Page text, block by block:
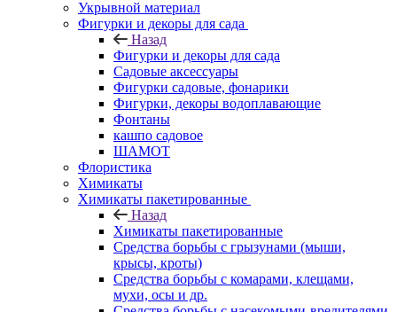
Укрывной материал
Фигурки и декоры для сада
Назад
Фигурки и декоры для сада
Садовые аксессуары
Фигурки садовые, фонарики
Фигурки, декоры водоплавающие
Фонтаны
кашпо садовое
ШАМОТ
Флористика
Химикаты
Химикаты пакетированные
Назад
Химикаты пакетированные
Средства борьбы с грызунами (мыши,
крысы, кроты)
Средства борьбы с комарами, клещами,
мухи, осы и др.